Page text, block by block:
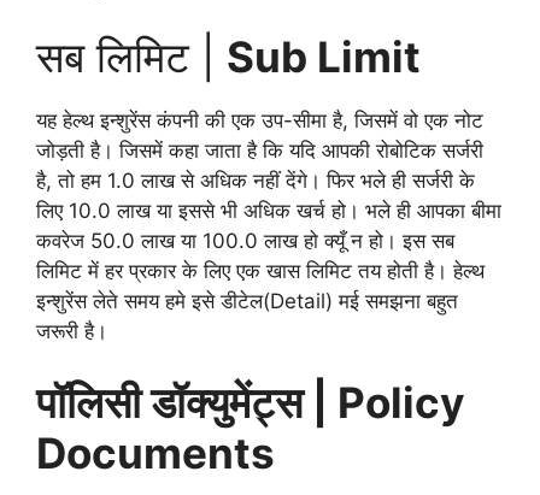
सब लिमिट | Sub Limit
यह हेल्थ इन्शुरेंस कंपनी की एक उप-सीमा है, जिसमें वो एक नोट
जोड़ती है। जिसमें कहा जाता है कि यदि आपकी रोबोटिक सर्जरी
है, तो हम 1.0 लाख से अधिक नहीं देंगे। फिर भले ही सर्जरी के
लिए 10.0 लाख या इससे भी अधिक खर्च हो। भले ही आपका बीमा
कवरेज 50.0 लाख या 100.0 लाख हो क्यूँ न हो। इस सब
लिमिट में हर प्रकार के लिए एक खास लिमिट तय होती है। हेल्थ
इन्शुरेंस लेते समय हमे इसे डीटेल(Detail) मई समझना बहुत
जरूरी है।
पॉलिसी डॉक्युमेंट्स | Policy
Documents